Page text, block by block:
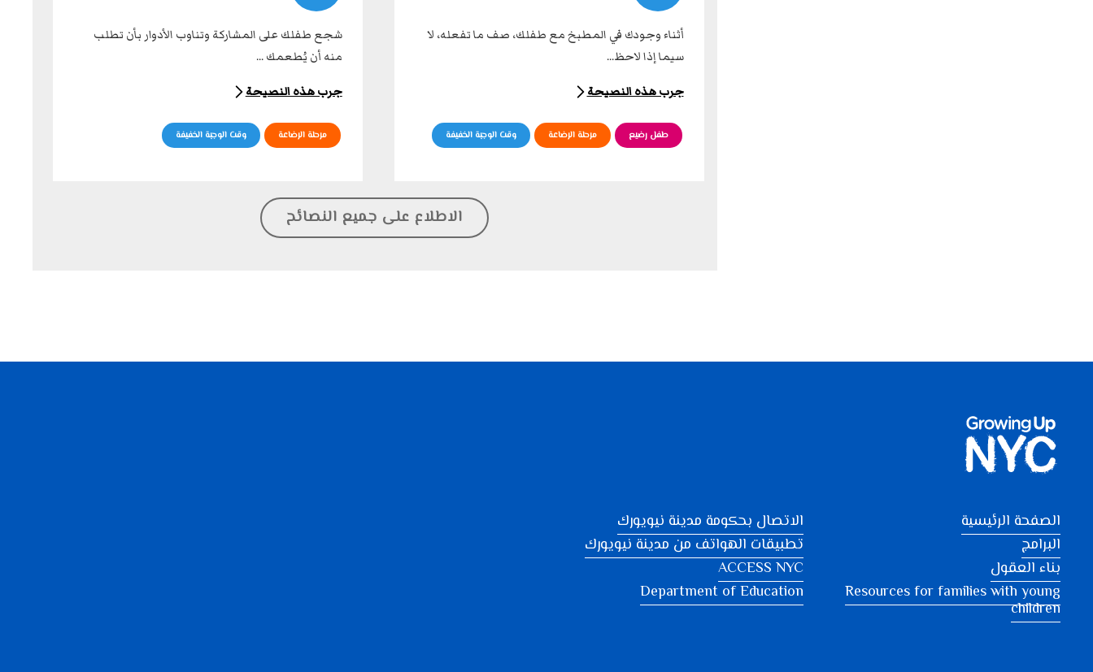
أثناء وجودك في المطبخ مع طفلك، صف ما تفعله، لا
سيما إذا لاحظ...
جرب هذه النصيحة
طفل رضيع مرحلة الرضاعة وقت الوجبة الخفيفة
شجع طفلك على المشاركة وتناوب الأدوار بأن تطلب
منه أن يُطعمك ...
جرب هذه النصيحة
مرحلة الرضاعة وقت الوجبة الخفيفة
الاطلاع على جميع النصائح
الصفحة الرئيسية
البرامج
بناء العقول
Resources for families with young
children
الاتصال بحكومة مدينة نيويورك
تطبيقات الهواتف من مدينة نيويورك
ACCESS NYC
Department of Education